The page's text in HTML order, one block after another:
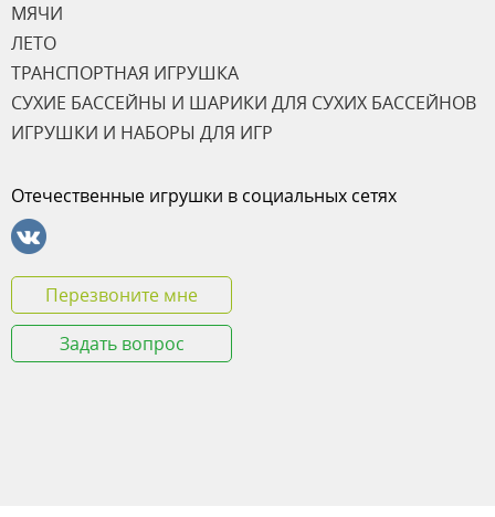
МЯЧИ
ЛЕТО
ТРАНСПОРТНАЯ ИГРУШКА
СУХИЕ БАССЕЙНЫ И ШАРИКИ ДЛЯ СУХИХ БАССЕЙНОВ
ИГРУШКИ И НАБОРЫ ДЛЯ ИГР
Отечественные игрушки в социальных сетях
Перезвоните мне
Задать вопрос